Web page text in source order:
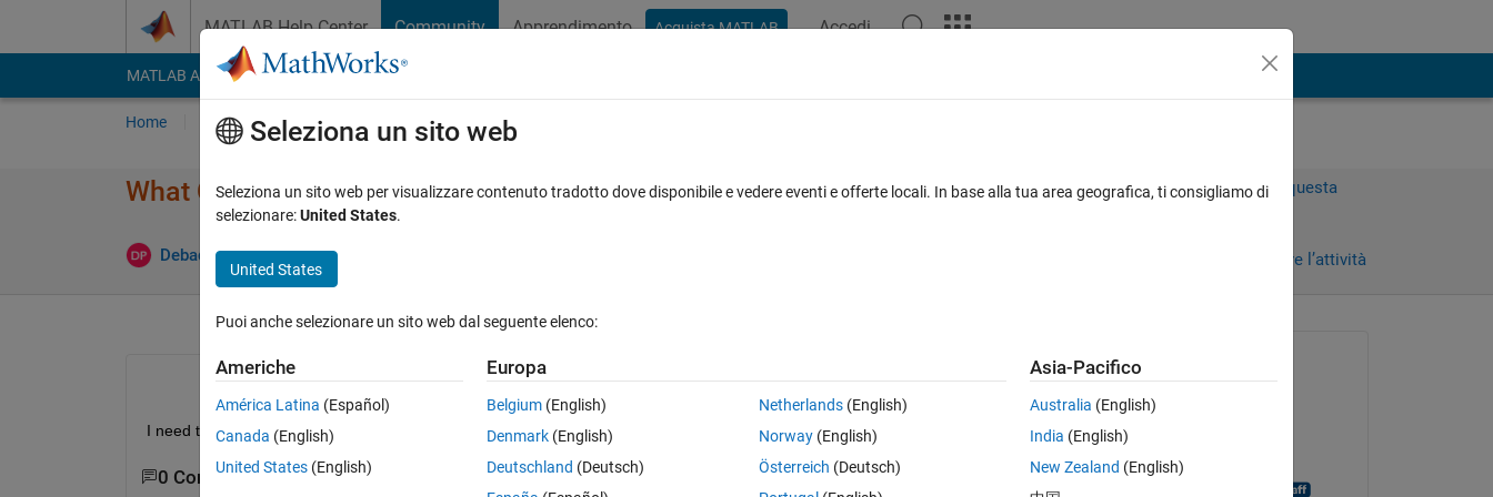
MATLAB Help Center Community Apprendimento Acquista MATLAB Accedi
MATLAB Answers File Exchange Cody
Home Poni una domanda Risposta Naviga
What Compiler does Polyspace uses for Compiling the code...?
Debadutta Patra 3 Gen 2017
Accedi per rispondere a questa
Accedi per seguire l’attività
1 voto
I need to know what Compiler does polyspace tool uses for Compilation.Thanks for Answering.
0 Commenti
Richiesto:
il 3 Gen 2017
Risposto:
Seleziona un sito web
Seleziona un sito web per visualizzare contenuto tradotto dove disponibile e vedere eventi e offerte locali. In base alla tua area geografica, ti consigliamo di
selezionare:United States.
United States
Puoi anche selezionare un sito web dal seguente elenco:
Americhe
América Latina (Español)
Canada (English)
United States (English)
Europa
Belgium (English)
Denmark (English)
Deutschland (Deutsch)
Netherlands(English)
Norway(English)
Österreich (Deutsch)
Asia-Pacifico
Australia (English)
India (English)
New Zealand (English)